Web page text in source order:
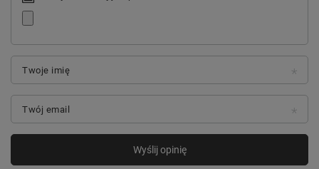
Twoje imię
Twój email
Wyślij opinię